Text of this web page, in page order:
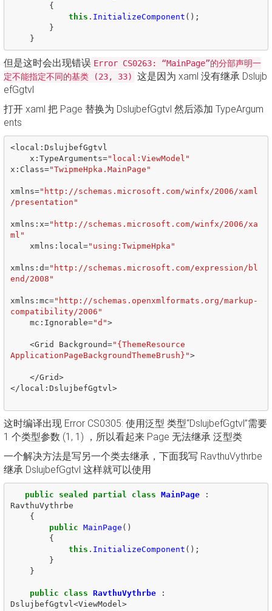
{
this . InitializeComponent ();
}
}
但是这时会出现错误 Error CS0263: “MainPage”的分部声明一
定不能指定不同的基类 (23, 33)
这是因为 xaml 没有继承 Dslujb
efGgtvl
打开 xaml 把 Page 替换为 DslujbefGgtvl 然后添加 TypeArgum
ents
<local : DslujbefGgtvl
x : TypeArguments="local:ViewModel"
x : Class="TwipmeHpka.MainPage"
xmlns="http://schemas.microsoft.com/winfx/2006/xaml
/presentation"
xmlns : x="http://schemas.microsoft.com/winfx/2006/xa
ml"
xmlns : local ="using:TwipmeHpka"
xmlns : d="http://schemas.microsoft.com/expression/bl
end/2008"
xmlns : mc="http://schemas.openxmlformats.org/markup-
compatibility/2006"
mc : Ignorable="d">
<Grid Background="{ThemeResource
ApplicationPageBackgroundThemeBrush}">
</Grid>
</local : DslujbefGgtvl >
这时编译出现 Error CS0305: 使用泛型 类型“DslujbefGgtvl”需要
1 个类型参数 (1, 1) ，所以看起来 Page 无法继承 泛型类
一个解决方法是写另一个类去继承，下面我写 RavthuVythrbe
继承 DslujbefGgtvl 这样就可以使用
public sealed partial class MainPage
:
RavthuVythrbe
{
public MainPage ()
{
this . InitializeComponent ();
}
}
public class RavthuVythrbe
:
DslujbefGgtvl <ViewModel >